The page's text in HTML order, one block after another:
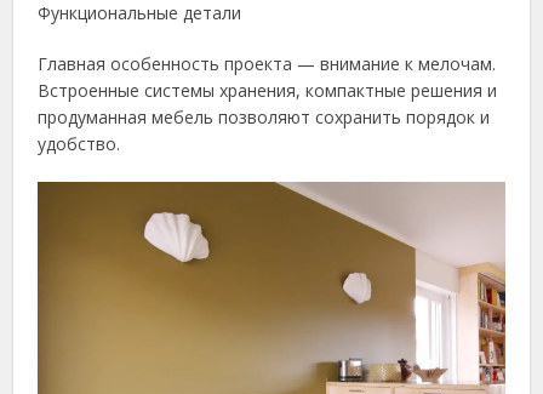
Функциональные детали
Главная особенность проекта — внимание к мелочам.
Встроенные системы хранения, компактные решения и
продуманная мебель позволяют сохранить порядок и
удобство.